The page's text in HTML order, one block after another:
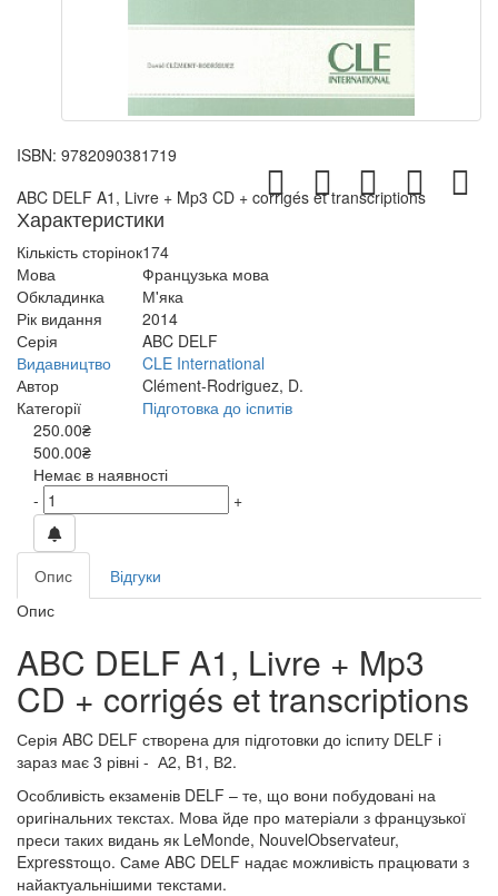
ISBN: 9782090381719
ABC DELF A1, Livre + Mp3 CD + corrigés et transcriptions
Характеристики
Кількість сторінок174
Мова
Французька мова
Обкладинка
М'яка
Рік видання
2014
Серія
ABC DELF
Видавництво
CLE International
Автор
Clément-Rodriguez, D.
Категорії
Підготовка до іспитів
250.00₴
500.00₴
Немає в наявності
-
+
Опис
Відгуки
Опис
ABC DELF A1, Livre + Mp3
CD + corrigés et transcriptions
Серія ABC DELF створена для підготовки до іспиту DELF і
зараз має 3 рівні - А2, B1, В2.
Особливість екзаменів DELF – те, що вони побудовані на
оригінальних текстах. Мова йде про матеріали з французької
преси таких видань як LeMonde, NouvelObservateur,
Expressтощо. Саме ABC DELF надає можливість працювати з
найактуальнішими текстами.